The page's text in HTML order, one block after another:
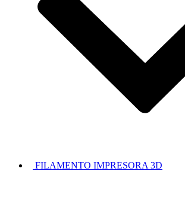
FILAMENTO IMPRESORA 3D